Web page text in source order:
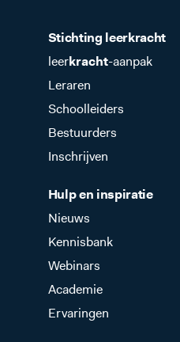
Stichting leerkracht
leerkracht-aanpak
Leraren
Schoolleiders
Bestuurders
Inschrijven
Hulp en inspiratie
Nieuws
Kennisbank
Webinars
Academie
Ervaringen